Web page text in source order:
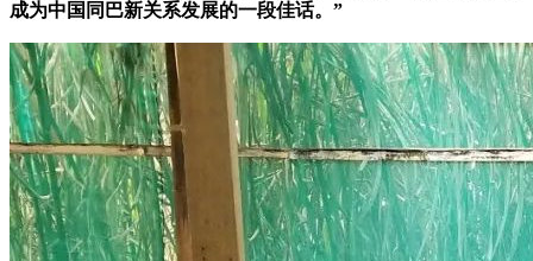
成为中国同巴新关系发展的一段佳话。”